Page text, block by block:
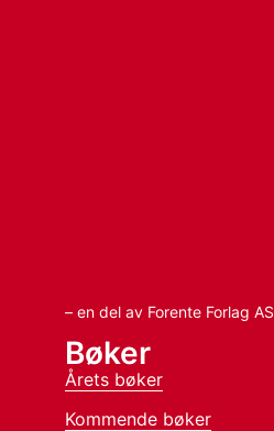
– en del av Forente Forlag AS
Bøker
Årets bøker
Kommende bøker